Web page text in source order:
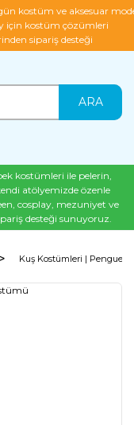
kostüm ve aksesuar
için kostüm çözümleri
sipariş desteği
ARA
kostümleri ile pelerin,
atölyemizde özenle
cosplay, mezuniyet ve
desteği sunuyoruz.
Kuş Kostümleri | Penguen